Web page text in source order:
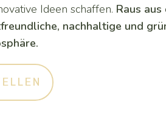
Ideen schaffen. Raus aus
nachhaltige und